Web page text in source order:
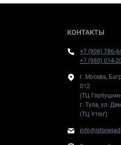
КОНТАКТЫ
+7 (906) 786-
+7 (980) 014-
г. Москва,
012
(ТЦ
г. Тула, ул.
(ТЦ Утюг)